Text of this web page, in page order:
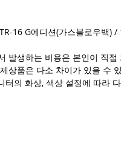
16 G에디션(가스블로우백) /
발생하는 비용은 본인이 직접
상품은 다소 차이가 있을 수
터의 화상, 색상 설정에 따라